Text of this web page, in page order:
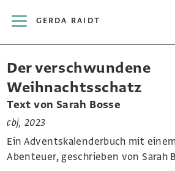
GERDA RAIDT
Der verschwundene
Weihnachtsschatz
Text von Sarah Bosse
cbj, 2023
Ein Adventskalenderbuch mit
Abenteuer, geschrieben von Sarah